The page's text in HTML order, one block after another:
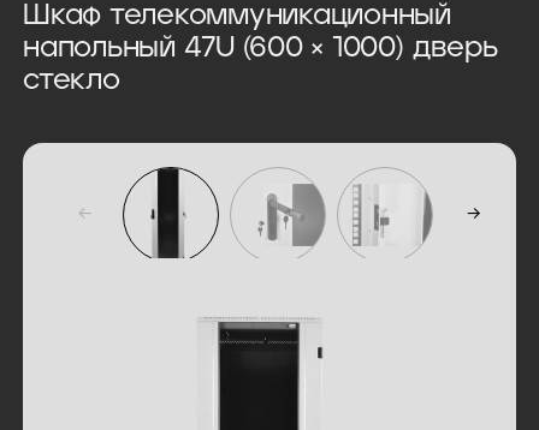
Шкаф телекоммуникационный
напольный 47U (600 × 1000) дверь
стекло